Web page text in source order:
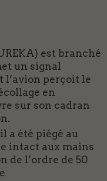
est branché
un signal
l’avion perçoit le
en
sur son cadran
a été piégé au
intact aux mains
de l’ordre de 50